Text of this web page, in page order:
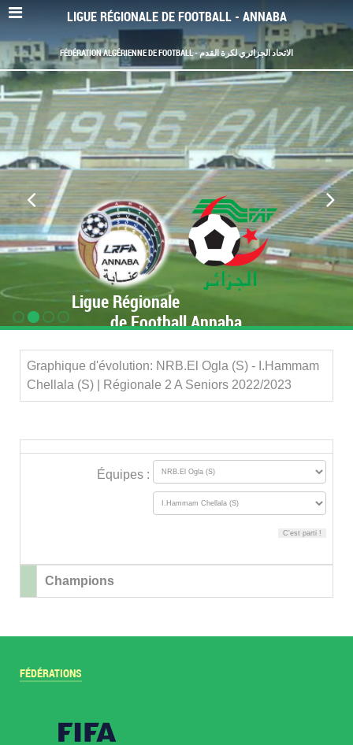
LIGUE RÉGIONALE DE FOOTBALL - ANNABA
FÉDÉRATION ALGÉRIENNE DE FOOTBALL - الاتحاد الجزائري لكرة القدم
Ligue Régionale
de Football Annaba
Graphique d'évolution: NRB.El Ogla (S) - I.Hammam
Chellala (S) | Régionale 2 A Seniors 2022/2023
Équipes :
Champions
FÉDÉRATIONS